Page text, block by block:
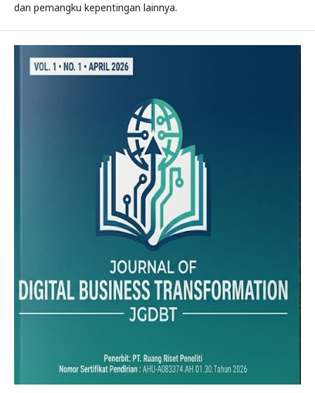
dan pemangku kepentingan lainnya.